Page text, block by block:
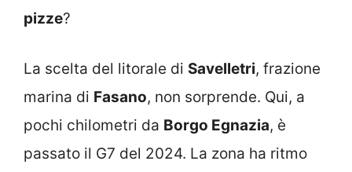
pizze?
La scelta del litorale di Savelletri, frazione
marina di Fasano, non sorprende. Qui, a
pochi chilometri da Borgo Egnazia, è
passato il G7 del 2024. La zona ha ritmo